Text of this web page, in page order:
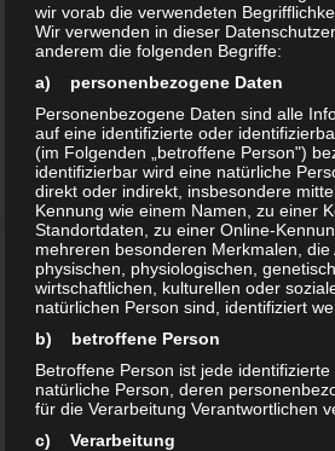
Dr. Oelschläger NaturaTrade
wir vorab die verwendeten
Wir verwenden in dieser
anderem die folgenden Begriffe:
a) personenbezogene Daten
Personenbezogene Daten sind alle
auf eine identifizierte oder
(im Folgenden „betroffene Person")
identifizierbar wird eine natürliche
direkt oder indirekt, insbesondere
Kennung wie einem Namen, zu einer
Standortdaten, zu einer Online-
mehreren besonderen Merkmalen, die
physischen, physiologischen,
wirtschaftlichen, kulturellen oder
natürlichen Person sind, identifiziert
b) betroffene Person
Betroffene Person ist jede
natürliche Person, deren
für die Verarbeitung Verantwortlichen
c) Verarbeitung